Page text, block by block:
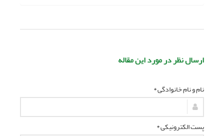
ارسال نظر در مورد این مقاله
نام و نام خانوادگی *
پست الکترونیکی *